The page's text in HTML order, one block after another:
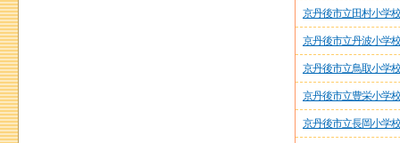
京丹後市立田村小学校
京丹後市立丹波小学校
京丹後市立鳥取小学校
京丹後市立豊栄小学校
京丹後市立長岡小学校